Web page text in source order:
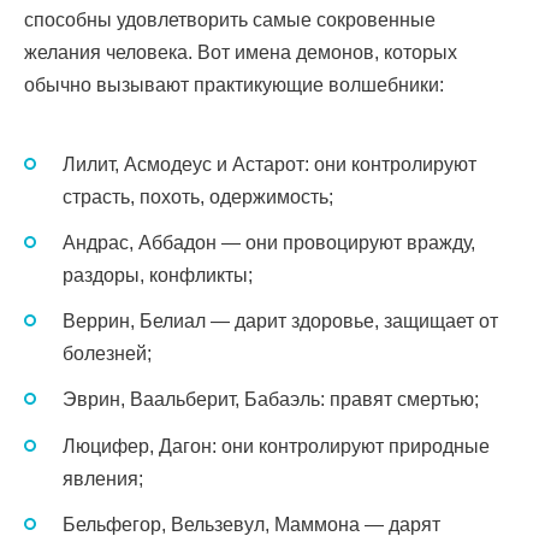
способны удовлетворить самые сокровенные
желания человека. Вот имена демонов, которых
обычно вызывают практикующие волшебники:
Лилит, Асмодеус и Астарот: они контролируют
страсть, похоть, одержимость;
Андрас, Аббадон — они провоцируют вражду,
раздоры, конфликты;
Веррин, Белиал — дарит здоровье, защищает от
болезней;
Эврин, Ваальберит, Бабаэль: правят смертью;
Люцифер, Дагон: они контролируют природные
явления;
Бельфегор, Вельзевул, Маммона — дарят